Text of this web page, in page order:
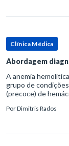
Clínica Médica
Abordagem
A anemia
grupo de
(precoce) de
PorDimitris Rados